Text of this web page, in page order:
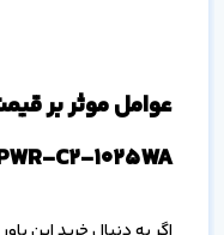
عوامل موثر بر
C2-1025WA